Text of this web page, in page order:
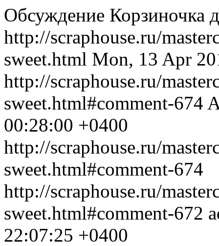
Обсуждение Корзиночка
http://scraphouse.ru/
sweet.html Mon, 13 Apr
http://scraphouse.ru/
sweet.html#comment-674
00:28:00 +0400
http://scraphouse.ru/
sweet.html#comment-674
http://scraphouse.ru/
sweet.html#comment-672
22:07:25 +0400